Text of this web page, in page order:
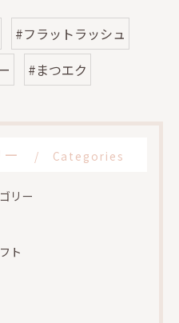
#フラットラッシュ
#まつエク
Categories
リー
ト